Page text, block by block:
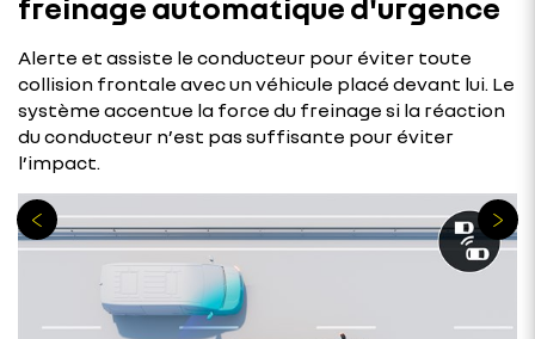
freinage automatique d'urgence
Alerte et assiste le conducteur pour éviter toute
collision frontale avec un véhicule placé devant lui. Le
système accentue la force du freinage si la réaction
du conducteur n’est pas suffisante pour éviter
l’impact.